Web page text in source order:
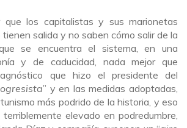
los capitalistas y sus marionetas
salida y no saben cómo salir de la
se encuentra el sistema, en una
y de caducidad, nada mejor que
que hizo el presidente del
” y en las medidas adoptadas,
más podrido de la historia, y eso
elevado en podredumbre,